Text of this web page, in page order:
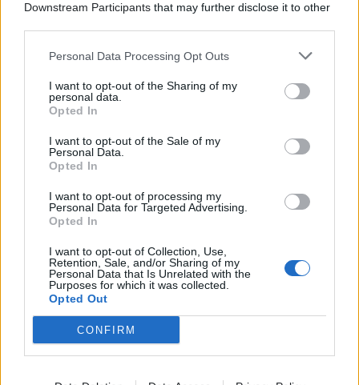
Downstream Participants that may further disclose it to other
Personal Data Processing Opt Outs
I want to opt-out of the Sharing of my
personal data.
Opted In
I want to opt-out of the Sale of my
Personal Data.
Opted In
I want to opt-out of processing my
Personal Data for Targeted Advertising.
Opted In
I want to opt-out of Collection, Use,
Retention, Sale, and/or Sharing of my
Personal Data that Is Unrelated with the
Purposes for which it was collected.
Opted Out
CONFIRM
Δεν θα είναι απλώς ένα μουσικό event· θα είναι
μια ολοκληρωτική εμπειρία αισθήσεων
. Special
performances, cinematic lighting, immersive stage
design και ένα περιβάλλον σχεδιασμένο ώστε να
μεταφέρει το κοινό σε μια νέα διάσταση νυχτερινής